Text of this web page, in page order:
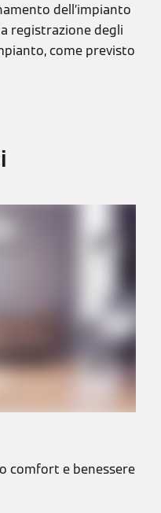
dell’impianto
registrazione degli
come previsto
comfort e benessere